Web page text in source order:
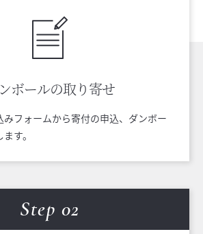
ボールの取り寄せ
みフォームから寄付の申込、ダンボー
す。
Step 02